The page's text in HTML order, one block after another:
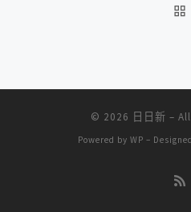
© 2026 日日新 –
Powered by WP –